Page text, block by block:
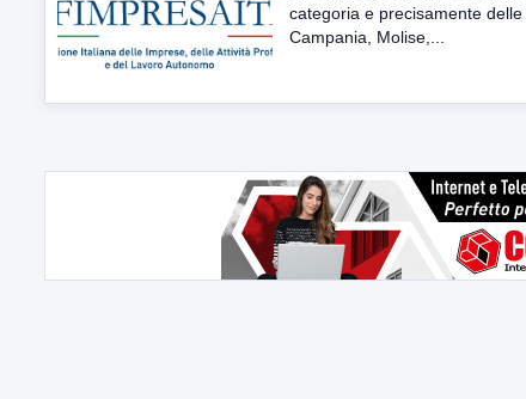
categoria e precisamente
Campania, Molise,...